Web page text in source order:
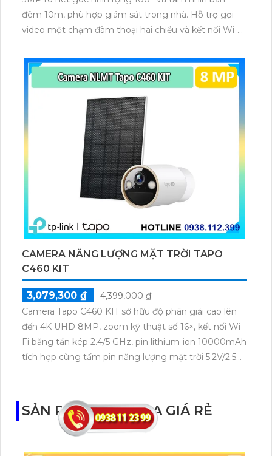
đêm 10m, phù hợp giám sát trong nhà. Hỗ trợ gọi
video một chạm đàm thoại hai chiều và kết nối Wi-Fi
microSD tối đa 256GB hoặc lưu đám mây dễ lắp đặt
cho gia đình và văn phòng nhỏ.
CAMERA NĂNG LƯỢNG MẶT TRỜI TAPO
C460 KIT
3,079,300 ₫
4,399,000 ₫
Camera Tapo C460 KIT sở hữu độ phân giải cao lên
đến 4K UHD 8MP, zoom kỹ thuật số 16×, kết nối Wi-
Fi băng tần kép 2.4/5 GHz, pin lithium-ion 10000mAh
tích hợp cùng tấm pin năng lượng mặt trời 5.2V/2.5W.
SẢN PHẨM CAMERA GIÁ RẺ